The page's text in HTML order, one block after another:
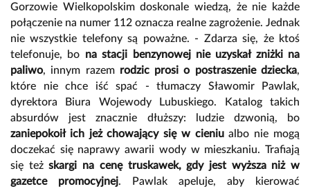
Gorzowie Wielkopolskim doskonale wiedzą, że nie każde
połączenie na numer 112 oznacza realne zagrożenie. Jednak
nie wszystkie telefony są poważne. - Zdarza się, że ktoś
telefonuje, bo na stacji benzynowej nie uzyskał zniżki na
paliwo, innym razem rodzic prosi o postraszenie dziecka,
które nie chce iść spać - tłumaczy Sławomir Pawlak,
dyrektora Biura Wojewody Lubuskiego. Katalog takich
absurdów jest znacznie dłuższy: ludzie dzwonią, bo
zaniepokoił ich jeż chowający się w cieniualbo nie mogą
doczekać się naprawy awarii wody w mieszkaniu. Trafiają
się teżskargi na cenę truskawek, gdy jest wyższa niż w
gazetce promocyjnej. Pawlak apeluje, aby kierować